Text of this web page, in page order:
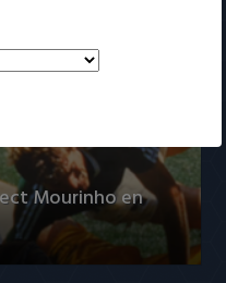
Mourinho en